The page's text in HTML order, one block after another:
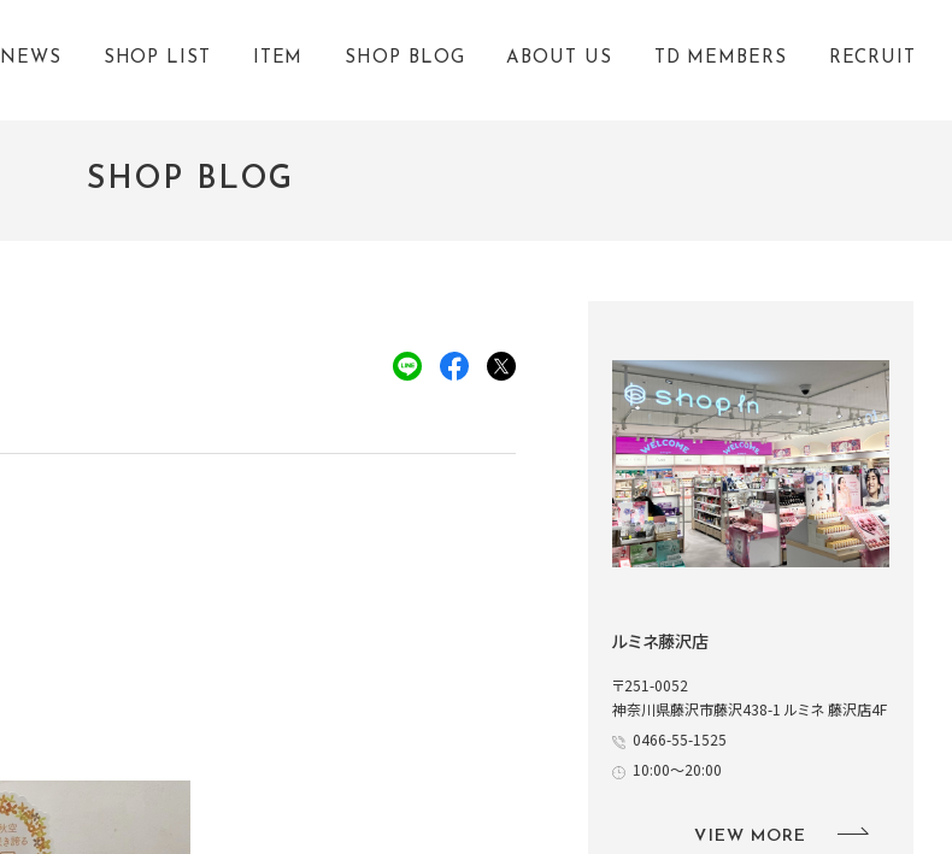
NEWS SHOP LIST ITEM SHOP BLOG ABOUT US TD MEMBERS RECRUIT
SHOP BLOG
ルミネ藤沢店
〒251-0052
神奈川県藤沢市藤沢438-1 ルミネ 藤沢店4F
0466-55-1525
10:00～20:00
VIEW MORE